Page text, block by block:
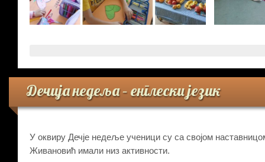
Дечија недеља – енглески језик
У оквиру Дечје недеље ученици су са својом
Живановић имали низ активности.